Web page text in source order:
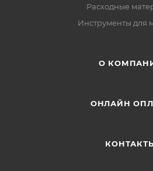
Расходные
Инструменты для
О
ОНЛАЙН